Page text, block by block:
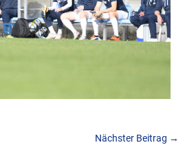
Nächster Beitrag →